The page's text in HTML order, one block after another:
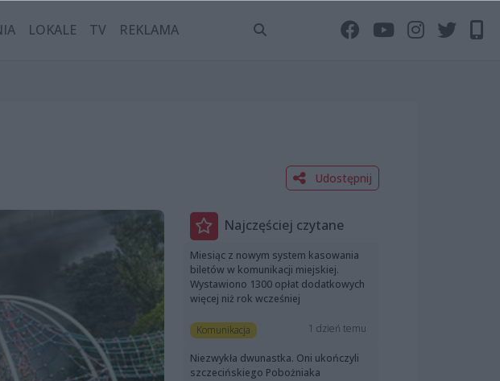
LOKALE TV REKLAMA
Udostępnij
Najczęściej czytane
Miesiąc z nowym system kasowania
biletów w komunikacji miejskiej.
Wystawiono 1300 opłat dodatkowych
więcej niż rok wcześniej
Komunikacja 1 dzień temu
Niezwykła dwunastka. Oni ukończyli
szczecińskiego Pobożniaka